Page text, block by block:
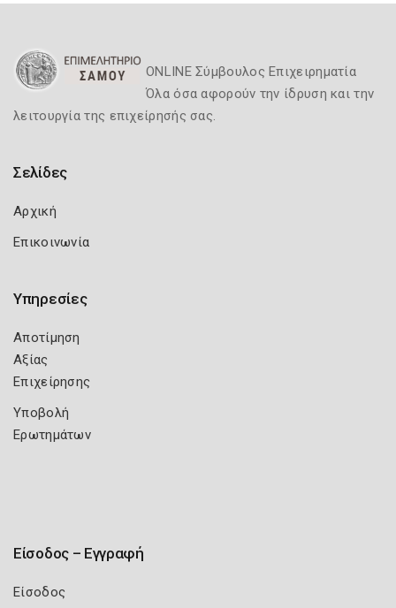
ONLINE Σύμβουλος Επιχειρηματία
Όλα όσα αφορούν την ίδρυση και την
λειτουργία της επιχείρησής σας.
Σελίδες
Αρχική
Επικοινωνία
Υπηρεσίες
Αποτίμηση
Αξίας
Επιχείρησης
Υποβολή
Ερωτημάτων
Είσοδος – Εγγραφή
Είσοδος